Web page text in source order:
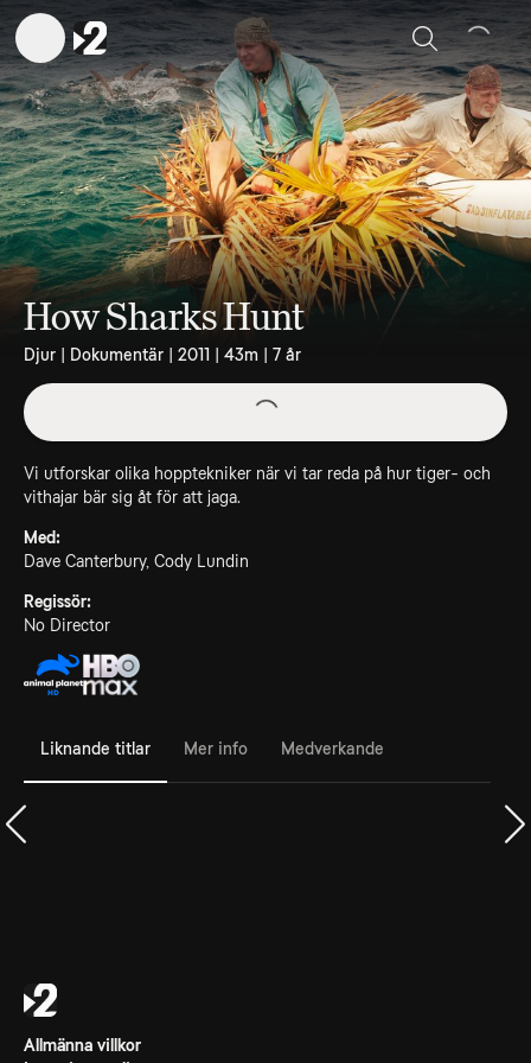
Sök
How Sharks Hunt
Djur | Dokumentär | 2011 | 43m | 7 år
Vi utforskar olika hopptekniker när vi tar reda på hur tiger- och
vithajar bär sig åt för att jaga.
Med:
Dave Canterbury, Cody Lundin
Regissör:
No Director
Liknande titlar Mer info Medverkande
Allmänna villkor